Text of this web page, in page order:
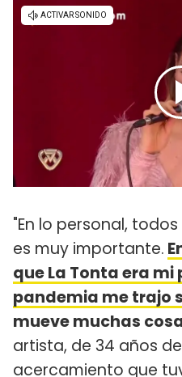
"En lo personal,
es muy importante.
que La Tonta era mi
pandemia me trajo
mueve muchas
artista, de 34 años
acercamiento que